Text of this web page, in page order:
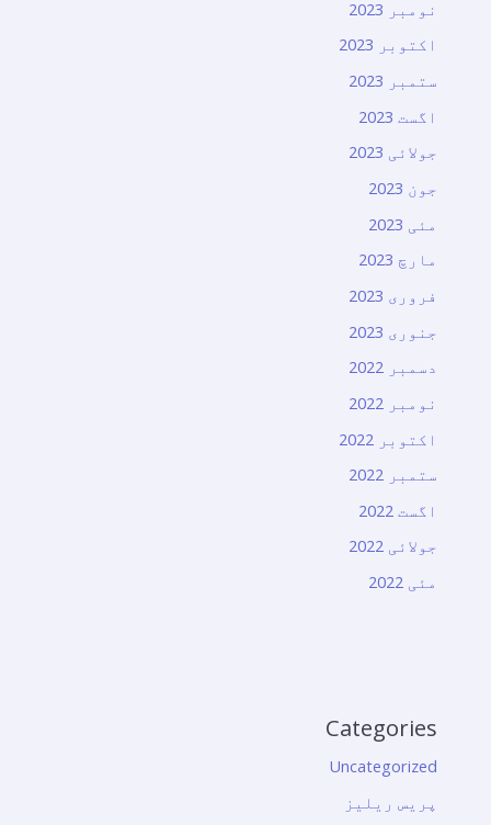
نومبر 2023
اکتوبر 2023
ستمبر 2023
اگست 2023
جولائی 2023
جون 2023
مئی 2023
مارچ 2023
فروری 2023
جنوری 2023
دسمبر 2022
نومبر 2022
اکتوبر 2022
ستمبر 2022
اگست 2022
جولائی 2022
مئی 2022
Categories
Uncategorized
پریس ریلیز